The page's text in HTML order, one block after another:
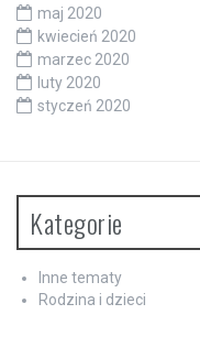
maj 2020
kwiecień 2020
marzec 2020
luty 2020
styczeń 2020
Kategorie
Inne tematy
Rodzina i dzieci